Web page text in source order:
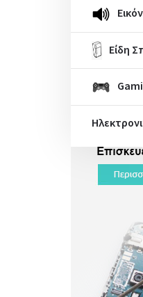
Είδη